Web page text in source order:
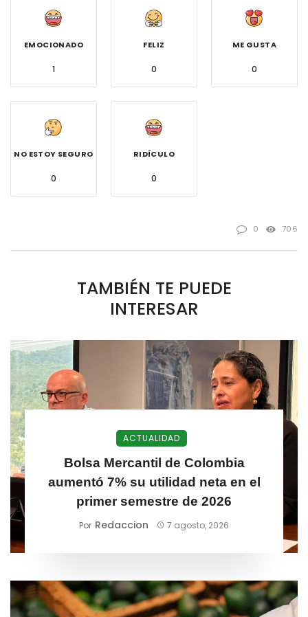
EMOCIONADO
1
FELIZ
0
ME GUSTA
0
NO ESTOY SEGURO
0
RIDÍCULO
0
0 706
TAMBIÉN TE PUEDE
INTERESAR
ACTUALIDAD
Bolsa Mercantil de Colombia
aumentó 7% su utilidad neta en el
primer semestre de 2026
Por Redaccion 7 agosto, 2026